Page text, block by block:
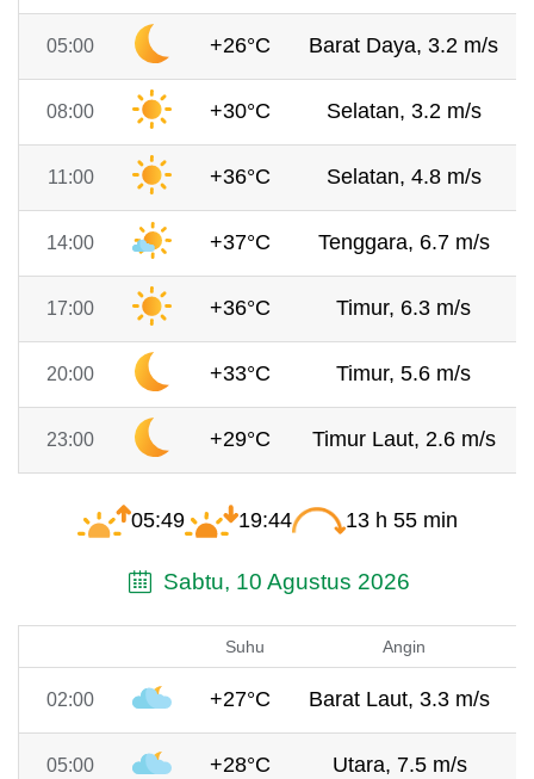
05:00 +26°C Barat Daya, 3.2 m/s
08:00 +30°C Selatan, 3.2 m/s
11:00 +36°C Selatan, 4.8 m/s
14:00 +37°C Tenggara, 6.7 m/s
17:00 +36°C Timur, 6.3 m/s
20:00 +33°C Timur, 5.6 m/s
23:00 +29°C Timur Laut, 2.6 m/s
05:49 19:44 13 h 55 min
Sabtu, 10 Agustus 2026
Suhu Angin
02:00 +27°C Barat Laut, 3.3 m/s
05:00 +28°C Utara, 7.5 m/s